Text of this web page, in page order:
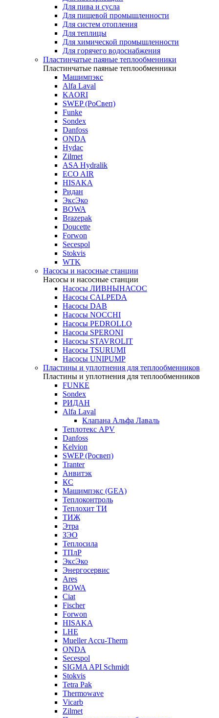
Для пива и сусла
Для пищевой промышленности
Для систем отопления
Для теплицы
Для химической промышленности
Для горячего водоснабжения
Пластинчатые паяные теплообменники
Пластинчатые паяные теплообменники
Машимпэкс
Alfa Laval
KAORI
SWEP (РоСвеп)
Funke
Sondex
Danfoss
ONDA
Hydac
Zilmet
ASA Hydralik
ECO AIR
HISAKA
Ридан
ЭксЭко
BOWA
Brazepak
Doucette
Forwon
Secespol
Stokvis
WTK
Насосы и насосные станции
Насосы и насосные станции
Насосы ЛИВНЫНАСОС
Насосы CALPEDA
Насосы DAB
Насосы NOCCHI
Насосы PEDROLLO
Насосы SPERONI
Насосы STAVROLIT
Насосы TSURUMI
Насосы UNIPUMP
Пластины и уплотнения для теплообменников
Пластины и уплотнения для теплообменников
FUNKE
Sondex
РИДАН
Alfa Laval
Клапана Альфа Лаваль
Теплотекс APV
Danfoss
Kelvion
SWEP (Росвеп)
Tranter
Анвитэк
КС
Машимпэкс (GEA)
Теплоконтроль
Теплохит ТИ
ТИЖ
Этра
ЗЭО
Теплосила
ТПлР
ЭксЭко
Энергосервис
Ares
BOWA
Ciat
Fischer
Forwon
HISAKA
LHE
Mueller Accu-Therm
ONDA
Secespol
SIGMA API Schmidt
Stokvis
Tetra Pak
Thermowave
Vicarb
Zilmet